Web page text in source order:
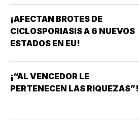
¡AFECTAN BROTES DE
CICLOSPORIASIS A 6 NUEVOS
ESTADOS EN EU!
¡“AL VENCEDOR LE
PERTENECEN LAS RIQUEZAS”!